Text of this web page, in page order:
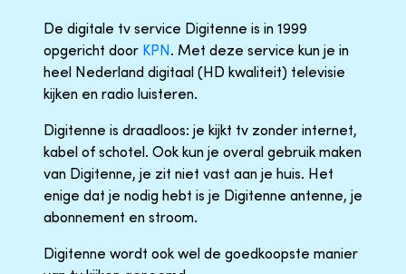
De digitale tv service Digitenne is in 1999
opgericht door KPN. Met deze service kun je in
heel Nederland digitaal (HD kwaliteit) televisie
kijken en radio luisteren.
Digitenne is draadloos: je kijkt tv zonder internet,
kabel of schotel. Ook kun je overal gebruik maken
van Digitenne, je zit niet vast aan je huis. Het
enige dat je nodig hebt is je Digitenne antenne, je
abonnement en stroom.
Digitenne wordt ook wel de goedkoopste manier